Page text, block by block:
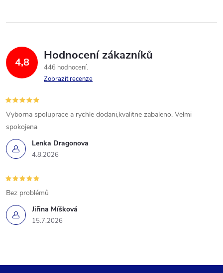
4,8 Hodnocení zákazníků
446 hodnocení
Zobrazit recenze
Lenka Dragonova
4.8.2026
Vyborna spoluprace a rychle dodani,kvalitne zabaleno. Velmi
spokojena
Jiřina Míšková
15.7.2026
Bez problémů